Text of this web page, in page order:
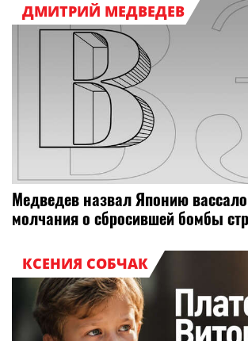
ДМИТРИЙ МЕДВЕДЕВ
Медведев назвал Японию
молчания о сбросившей бомбы
КСЕНИЯ СОБЧАК